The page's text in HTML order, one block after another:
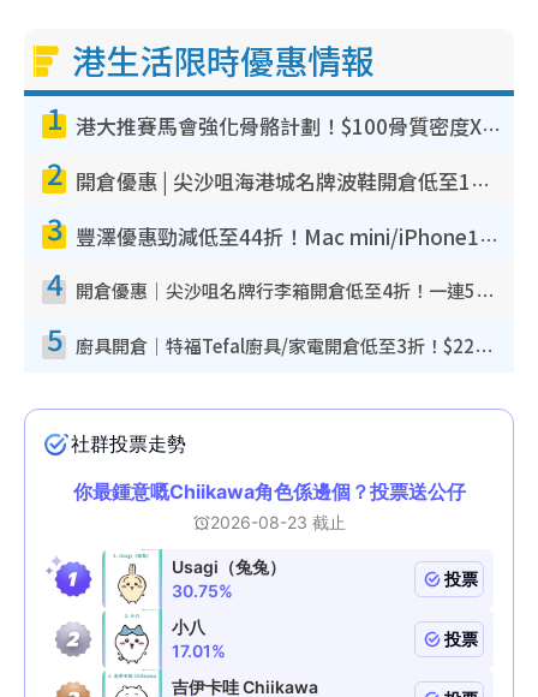
港生活限時優惠情報
1 港大推賽馬會強化骨骼計劃！$100骨質密度X光檢查 完成免費運動訓練送超市禮券！附參加資格
2 開倉優惠 | 尖沙咀海港城名牌波鞋開倉低至1折！On鞋$899起／Joy&Peace鞋履$98起
3 豐澤優惠勁減低至44折！Mac mini/iPhone17Pro大減價！廚房家電$220起
4 開倉優惠｜尖沙咀名牌行李箱開倉低至4折！一連5日 American Tourister/ace./Hallmark $200起！
5 廚具開倉｜特福Tefal廚具/家電開倉低至3折！$220起買平底鍋/炒鑊/湯煲！電飯煲/吸塵機/燙斗$418起